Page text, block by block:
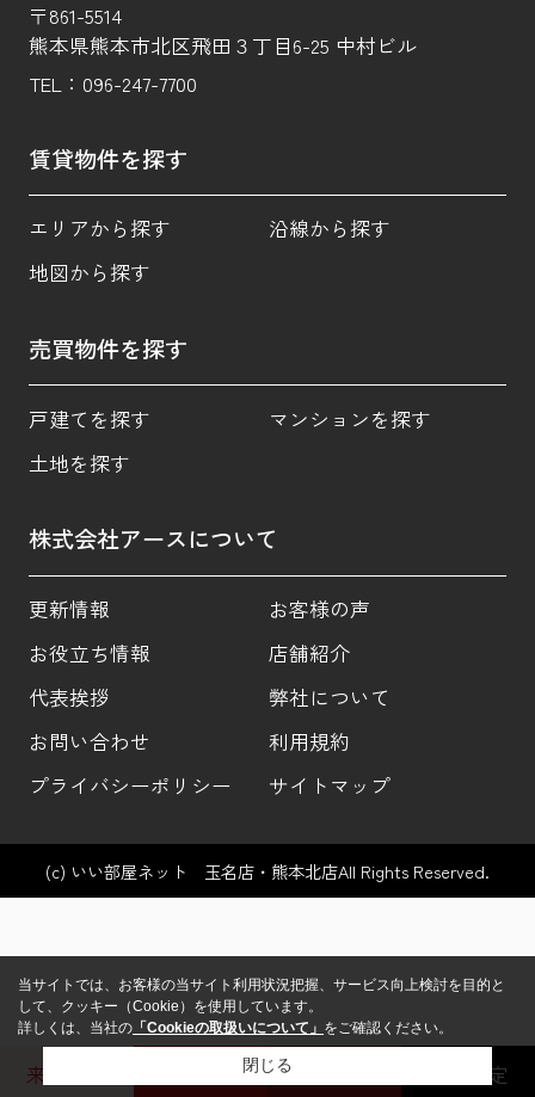
〒861-5514
熊本県熊本市北区飛田３丁目6-25 中村ビル
TEL： 096-247-7700
賃貸物件を探す
エリアから探す
沿線から探す
地図から探す
売買物件を探す
戸建てを探す
マンションを探す
土地を探す
株式会社アースについて
更新情報
お客様の声
お役立ち情報
店舗紹介
代表挨拶
弊社について
お問い合わせ
利用規約
プライバシーポリシー
サイトマップ
(c) いい部屋ネット 玉名店・熊本北店All Rights Reserved.
来店予約 売却査定
当サイトでは、お客様の当サイト利用状況把握、サービス向上検討を目的と
して、クッキー（Cookie）を使用しています。
詳しくは、当社の 「Cookieの取扱いについて」 をご確認ください。
閉じる